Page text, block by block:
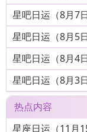
星吧日运（8月7
星吧日运（8月5
星吧日运（8月4
星吧日运（8月3
热点内容
星座日运（11月